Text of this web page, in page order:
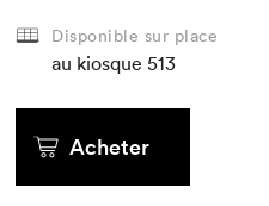
Disponible sur place
au kiosque 513
Acheter